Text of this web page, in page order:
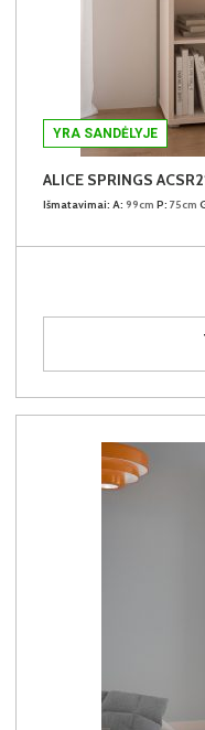
YRA SANDĖLYJE
ALICE SPRINGS
Išmatavimai: A: 99cm P: 75cm